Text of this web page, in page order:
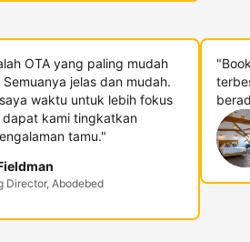
OTA yang paling mudah
jelas dan mudah.
waktu untuk lebih fokus
kami tingkatkan
tamu."
Director, Abodebed